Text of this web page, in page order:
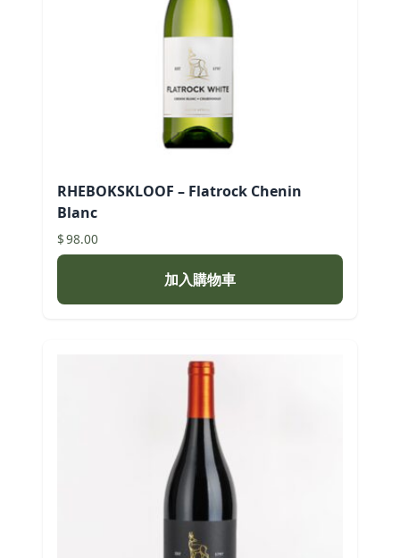
RHEBOKSKLOOF – Flatrock Chenin
Blanc
$98.00
加入購物車